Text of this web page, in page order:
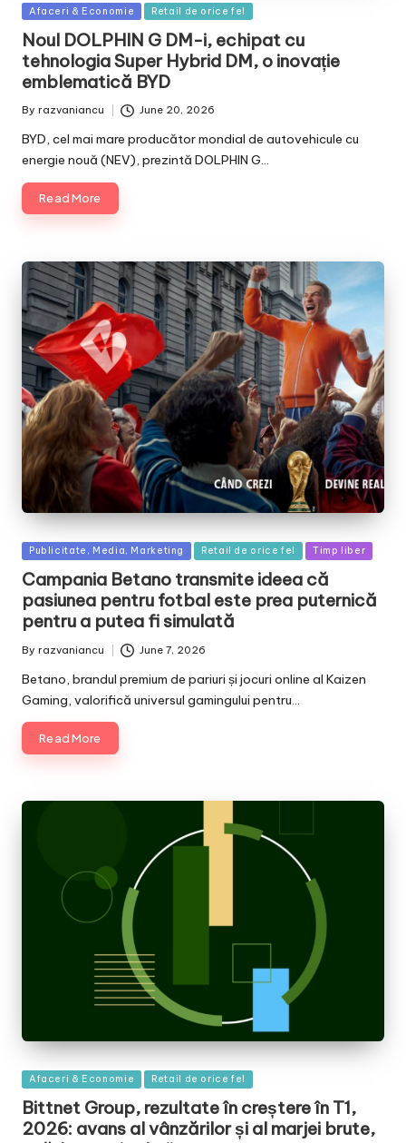
Posted
Afaceri & Economie Retail de orice fel
Noul DOLPHIN G DM-i, echipat cu
tehnologia Super Hybrid DM, o inovație
emblematică BYD
Posted
By razvaniancu June 20, 2026
BYD, cel mai mare producător mondial de autovehicule cu
energie nouă (NEV), prezintă DOLPHIN G…
Read More
Posted
in
Publicitate, Media, Marketing Retail de orice fel Timp liber
Campania Betano transmite ideea că
pasiunea pentru fotbal este prea puternică
pentru a putea fi simulată
Posted
By razvaniancu June 7, 2026
Betano, brandul premium de pariuri și jocuri online al Kaizen
Gaming, valorifică universul gamingului pentru…
Read More
Posted
Afaceri & Economie Retail de orice fel
Bittnet Group, rezultate în creștere în T1,
2026: avans al vânzărilor și al marjei brute,